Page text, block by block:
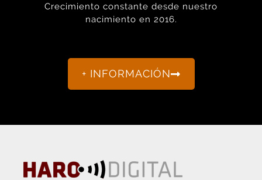
Crecimiento constante desde nuestro
nacimiento en 2016.
+ INFORMACIÓN